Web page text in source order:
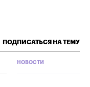
ПОДПИСАТЬСЯ НА ТЕМУ
НОВОСТИ